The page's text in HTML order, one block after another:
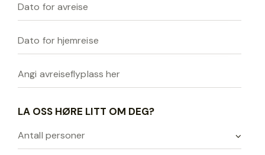
LA OSS HØRE LITT OM DEG?